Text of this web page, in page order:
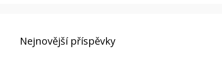
Nejnovější příspěvky